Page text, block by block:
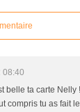
08:40
belle ta carte Nelly
compris tu as fait